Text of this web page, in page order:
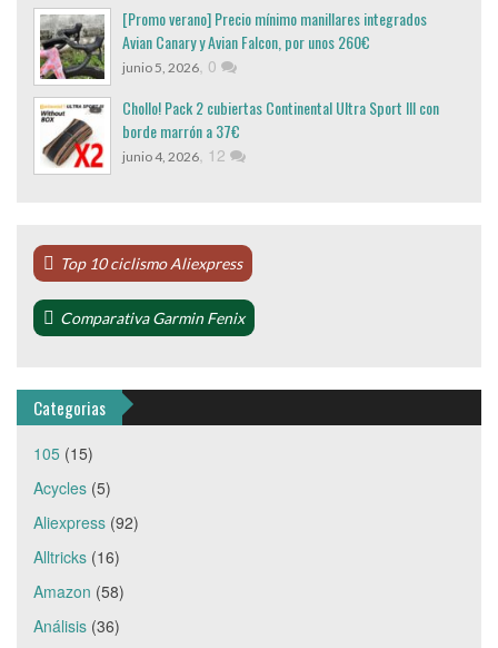
[Promo verano] Precio mínimo manillares integrados
Avian Canary y Avian Falcon, por unos 260€
junio 5, 2026, 0
Chollo! Pack 2 cubiertas Continental Ultra Sport III con
borde marrón a 37€
junio 4, 2026, 12
Top 10 ciclismo Aliexpress
Comparativa Garmin Fenix
Categorias
105 (15)
Acycles (5)
Aliexpress (92)
Alltricks (16)
Amazon (58)
Análisis (36)